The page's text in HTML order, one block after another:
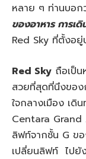
หลาย ๆ ท่านบอก
ของอาหาร การเ
Red Sky ที่ตั้งอ
Red Sky ถือเป็
สวยที่สุดที่นึงของ
ใจกลางเมือง เดิ
Centara
ลิฟท์จากชั้น G ข
เปลี่ยนลิฟท์ ไปยั